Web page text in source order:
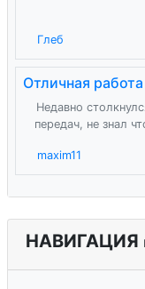
Глеб
Отличная работа
Недавно
передач, не знал
maxim11
НАВИГАЦИЯ